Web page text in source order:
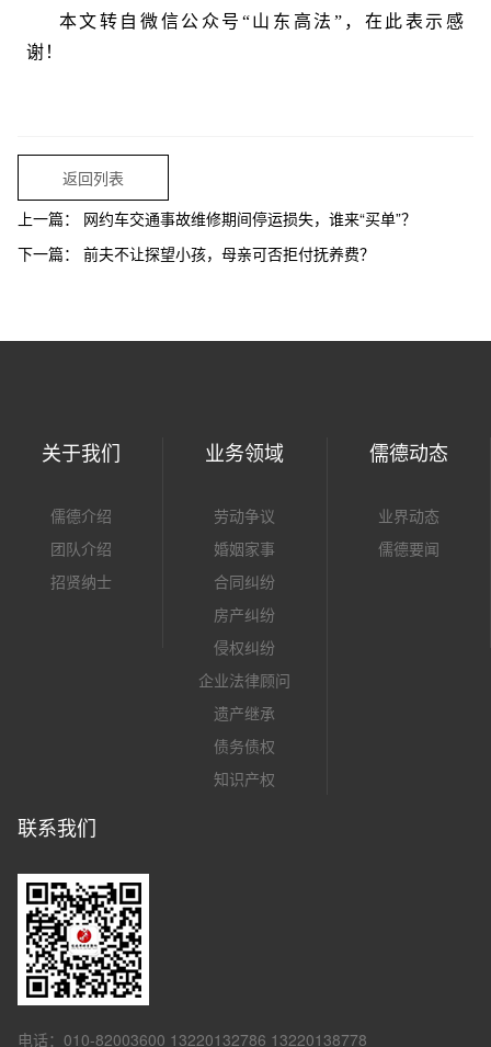
本文转自微信公众号“山东高法”，在此表示感
谢！
返回列表
上一篇： 网约车交通事故维修期间停运损失，谁来“买单”？
下一篇： 前夫不让探望小孩，母亲可否拒付抚养费？
关于我们
儒德介绍
团队介绍
招贤纳士
业务领域
劳动争议
婚姻家事
合同纠纷
房产纠纷
侵权纠纷
企业法律顾问
遗产继承
债务债权
知识产权
儒德动态
业界动态
儒德要闻
联系我们
电话：010-82003600 13220132786 13220138778